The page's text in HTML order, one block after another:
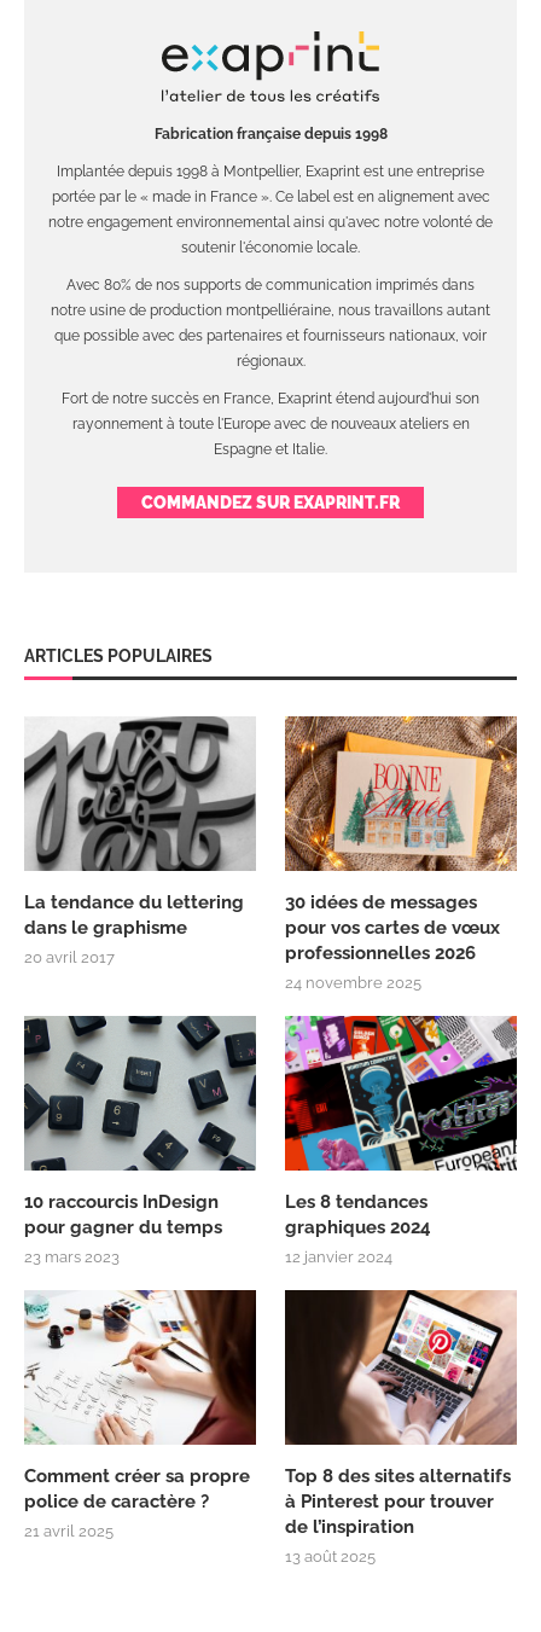
Fabrication française depuis 1998
Implantée depuis 1998 à Montpellier, Exaprint est une entreprise
portée par le « made in France ». Ce label est en alignement avec
notre engagement environnemental ainsi qu'avec notre volonté de
soutenir l'économie locale.
Avec 80% de nos supports de communication imprimés dans
notre usine de production montpelliéraine, nous travaillons autant
que possible avec des partenaires et fournisseurs nationaux, voir
régionaux.
Fort de notre succès en France, Exaprint étend aujourd'hui son
rayonnement à toute l'Europe avec de nouveaux ateliers en
Espagne et Italie.
COMMANDEZ SUR EXAPRINT.FR
ARTICLES POPULAIRES
La tendance du lettering
dans le graphisme
20 avril 2017
30 idées de messages
pour vos cartes de vœux
professionnelles 2026
24 novembre 2025
10 raccourcis InDesign
pour gagner du temps
23 mars 2023
Les 8 tendances
graphiques 2024
12 janvier 2024
Comment créer sa propre
police de caractère ?
21 avril 2025
Top 8 des sites alternatifs
à Pinterest pour trouver
de l’inspiration
13 août 2025